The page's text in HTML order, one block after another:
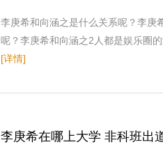
李庚希和向涵之是什么关系呢？李庚
呢？李庚希和向涵之2人都是娱乐圈
[详情]
李庚希在哪上大学 非科班出